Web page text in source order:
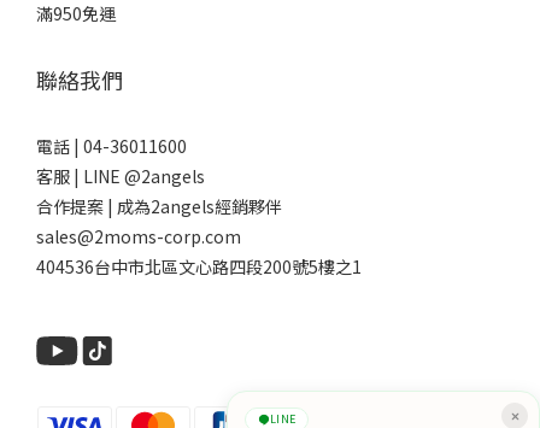
LINE
滿950免運
聯絡我們
電話 | 04-36011600
客服 | LINE @2angels
合作提案 | 成為2angels經銷夥伴
sales@2moms-corp.com
404536台中市北區文心路四段200號5樓之1